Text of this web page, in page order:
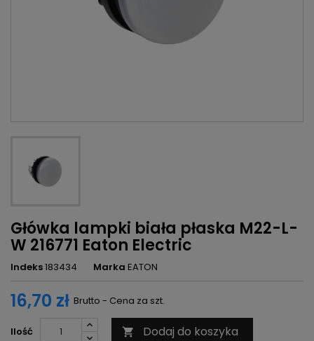
Główka lampki biała płaska M22-L-
W 216771 Eaton Electric
Indeks183434 Marka EATON
16,70 zł Brutto - Cena za szt.
Ilość  Dodaj do koszyka